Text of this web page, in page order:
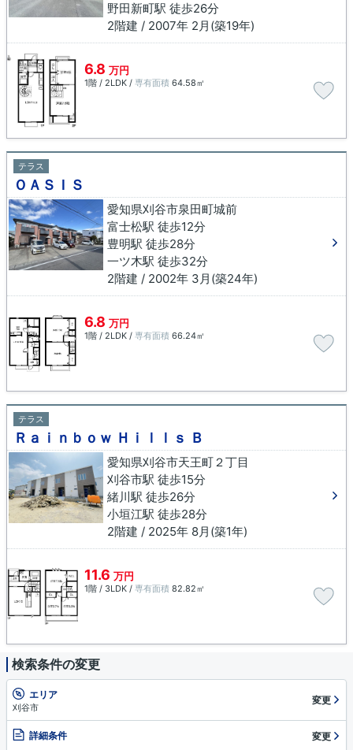
野田新町駅 徒歩26分
2階建 / 2007年 2月(築19年)
6.8 万円
1階 / 2LDK / 専有面積 64.58㎡
テラス
ＯＡＳＩＳ
愛知県刈谷市泉田町城前
富士松駅 徒歩12分
豊明駅 徒歩28分
一ツ木駅 徒歩32分
2階建 / 2002年 3月(築24年)
6.8 万円
1階 / 2LDK / 専有面積 66.24㎡
テラス
Ｒａｉｎｂｏｗ Ｈｉｌｌｓ Ｂ
愛知県刈谷市天王町２丁目
刈谷市駅 徒歩15分
緒川駅 徒歩26分
小垣江駅 徒歩28分
2階建 / 2025年 8月(築1年)
11.6 万円
1階 / 3LDK / 専有面積 82.82㎡
検索条件の変更
エリア
刈谷市
変更
詳細条件 変更